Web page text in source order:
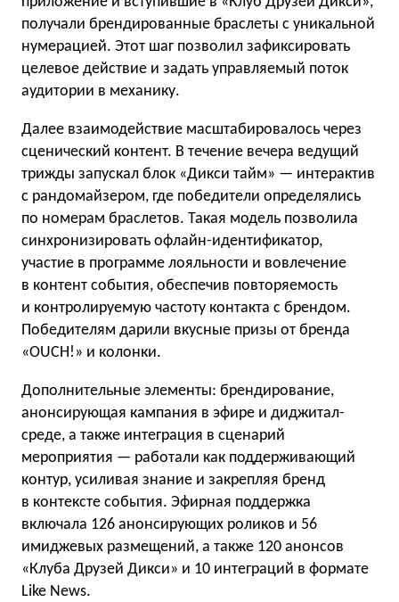
получали брендированные браслеты с уникальной
нумерацией. Этот шаг позволил зафиксировать
целевое действие и задать управляемый поток
аудитории в механику.
Далее взаимодействие масштабировалось через
сценический контент. В течение вечера ведущий
трижды запускал блок «Дикси тайм» — интерактив
с рандомайзером, где победители определялись
по номерам браслетов. Такая модель позволила
синхронизировать офлайн-идентификатор,
участие в программе лояльности и вовлечение
в контент события, обеспечив повторяемость
и контролируемую частоту контакта с брендом.
Победителям дарили вкусные призы от бренда
«OUCH!» и колонки.
Дополнительные элементы: брендирование,
анонсирующая кампания в эфире и диджитал-
среде, а также интеграция в сценарий
мероприятия — работали как поддерживающий
контур, усиливая знание и закрепляя бренд
в контексте события. Эфирная поддержка
включала 126 анонсирующих роликов и 56
имиджевых размещений, а также 120 анонсов
«Клуба Друзей Дикси» и 10 интеграций в формате
Like News.